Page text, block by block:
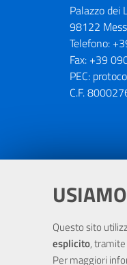
Questo sito
esplicito,
Per maggiori
Palazzo dei
98122
Telefono:
Fax: +39
PEC:
C.F.